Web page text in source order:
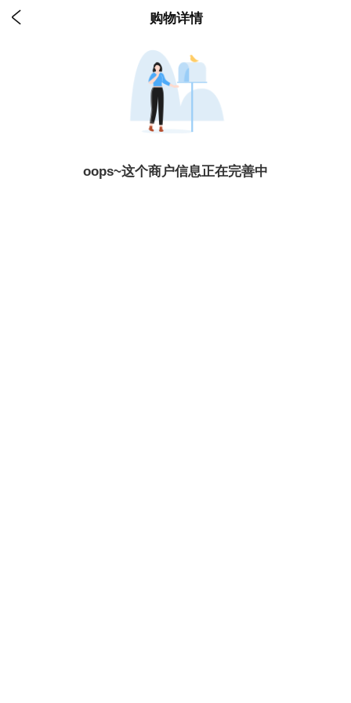
 购物详情
oops~这个商户信息正在完善中